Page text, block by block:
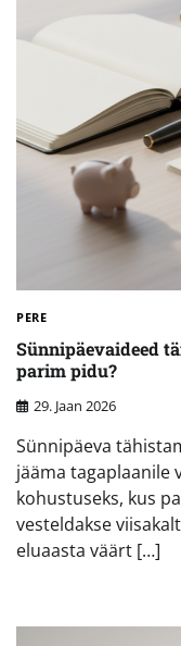
PERE
Sünnipäevaideed
parim pidu?
29. Jaan 2026
Sünnipäeva
jääma tagaplaanile
kohustuseks, kus
vesteldakse
eluaasta väärt […]